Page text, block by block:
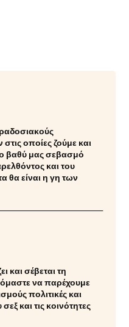
οποίες ζούμε και
βαθύ μας σεβασμό
και του
θα είναι η γη των
και σέβεται τη
να παρέχουμε
πολιτικές και
και τις κοινότητες